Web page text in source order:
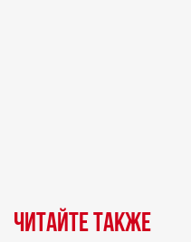
Читайте также